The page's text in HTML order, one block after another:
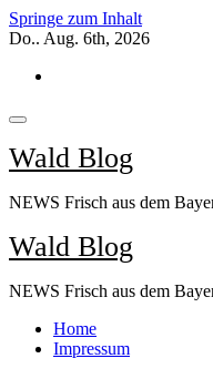
Springe zum Inhalt
Do.. Aug. 6th, 2026
Wald Blog
NEWS Frisch aus dem
Wald Blog
NEWS Frisch aus dem
Home
Impressum